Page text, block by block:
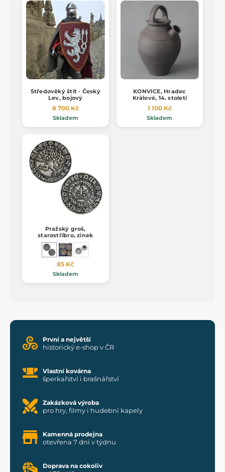
Středověký štít - Český
Lev, bojový
8 700 Kč
Skladem
KONVICE, Hradec
Králové, 14. století
1 100 Kč
Skladem
Pražský groš,
starostříbro, zinek
85 Kč
Skladem
První a největší
historický e-shop v ČR
Vlastní kovárna
šperkařství i brašnářství
Zakázková výroba
pro hry, filmy i hudební kapely
Kamenná prodejna
otevřena 7 dní v týdnu
Doprava na cokoliv